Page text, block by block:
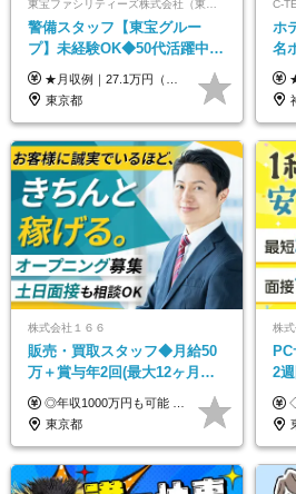
警備スタッフ【東宝グルー
プ】未経験OK◆50代活躍中
◆1勤務で2日分休み◆8割が座
り仕事◆賞与年2回
★月収例｜27.1万円（月給+残業代2.4万円+資格手当0.2万円+家族手当0.85万円） ★賞与年2回＆充実した手当あり！ ■月給23万6,500円～＋賞与年2回＋各種手当 ┗月給には職務手当19,500円、調整手当15,000円、住宅手当18,500円、契約社員手当1,500円を含みます ※試用期間4ヶ月(期間中の給与・待遇の差異はありません) ━━━━━━━━━━ 各種手当も充実！ ━━━━━━━━━━ ★家族手当 ★役付手当 ★資格手当 ★年末年始勤務手当 ★交通費支給（月5万円以内／6ヶ月分の定期代を支給） ★残業・深夜残業手当（全額支給） ━━━━━━━━━━ 給与支給日は毎月25日です ━━━━━━━━━━ 例：1月1日付入社の場合 1月25日に基本給+変動しない手当を支給 2月25日に前月分の残業手当など変動する手当を支給
東京都
ホ
名
り
も
★スタッフ管理（シフト
神
株式会社１６６
販売・買取スタッフ◆月給50
万＋賞与年2回(最大12ヶ月分
支給)◆前職給与保証◆年収
1000万可◆オープニング
◎年収1000万円も可能 ◎複雑な条件やノルマは一切なし！ 頑張った分だけシンプルに還元される給与体系です。 経験者の方には「前職給与保証」をお約束します！ ■月給50万円～80万円（役職手当を含む） ★平均月収：60～70万円程度 ★「〇件以上で支給」といった複雑な条件やノルマの縛りは一切ありません。 お客様に寄り添い、利益が出た分はしっかりとあなたの給与へ還元します！ ※経験・能力を考慮のうえ決定します。 ※試用期間3ヶ月あり。その間の待遇・給与に差異はありません。 ※上記の金額は固定残業代（20時間/5万円～）含んだ金額です。 超過分は別途記載します。
東京都
株
2
ュ
寮
◇平均月収29万
東